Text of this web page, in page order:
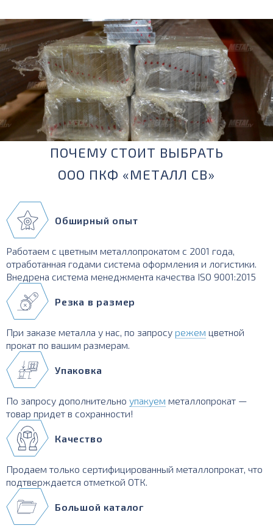
ПОЧЕМУ СТОИТ ВЫБРАТЬ
ООО ПКФ «МЕТАЛЛ СВ»
Обширный опыт
Работаем с цветным металлопрокатом с 2001 года,
отработанная годами система оформления и логистики.
Внедрена система менеджмента качества ISO 9001:2015
Резка в размер
При заказе металла у нас, по запросу режем цветной
прокат по вашим размерам.
Упаковка
По запросу дополнительно упакуем металлопрокат —
товар придет в сохранности!
Качество
Продаем только сертифицированный металлопрокат, что
подтверждается отметкой ОТК.
Большой каталог